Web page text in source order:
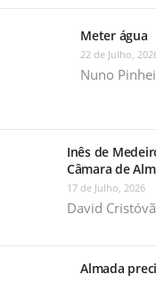
Meter água
22 de Julho,
Nuno
Inês de
Câmara de
17 de Julho, 2026
David
Almada